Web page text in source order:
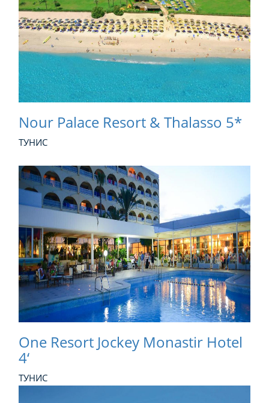
Nour Palace Resort & Thalasso 5*
ТУНИС
One Resort Jockey Monastir Hotel
4‘
ТУНИС